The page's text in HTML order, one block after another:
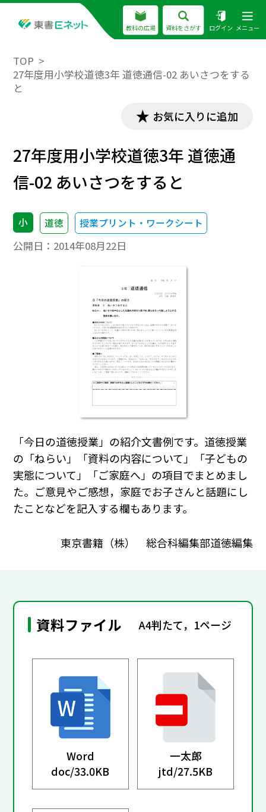
教科の広場 資料をさがす ログイン メニュー
TOP
27年度用小学校道徳3年 道徳通信-02 あいさつをする
と
お気に入りに追加
27年度用小学校道徳3年 道徳通
信-02 あいさつをすると
小 道徳 授業プリント・ワークシート
公開日： 2014年08月22日
「今日の道徳授業」の紹介文書例です。道徳授業
の「ねらい」「資料の内容について」「子どもの
実態について」「ご家庭へ」の項目でまとめまし
た。ご意見やご感想，家庭でお子さんと話題にし
たことなどを記入する欄もあります。
東京書籍（株） 総合科編集部道徳編集
資料ファイル A4判たて，1ページ
Word
doc/33.0KB
一太郎
jtd/27.5KB